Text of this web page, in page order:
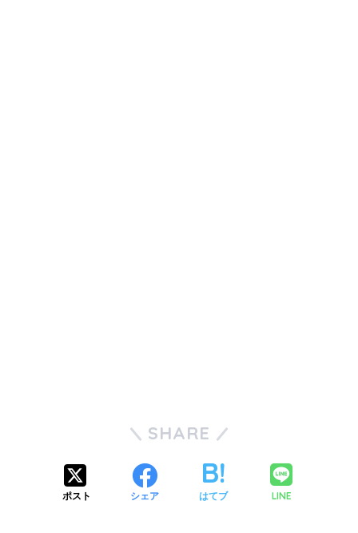
SHARE
ポスト シェア はてブ LINE